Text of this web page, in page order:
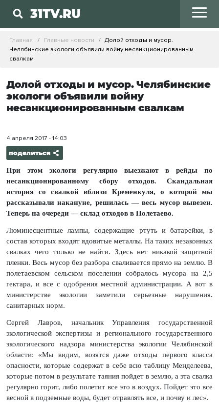
31TV.RU
Главная Главные новости
Долой отходы и мусор.
Челябинские экологи объявили войну несанкционированным
свалкам
Долой отходы и мусор. Челябинские
экологи объявили войну
несанкционированным свалкам
4 апреля 2017 - 14:03
поделиться
При этом экологи регулярно выезжают в рейды по
несанкционированному сбору отходов. Скандальная
история со свалкой вблизи Кременкуля, о которой мы
рассказывали накануне, решилась — весь мусор вывезен.
Теперь на очереди — склад отходов в Полетаево.
Люминесцентные лампы, содержащие ртуть и батарейки, в
состав которых входят ядовитые металлы. На таких незаконных
свалках чего только не найти. Здесь нет никакой защитной
пленки. Весь мусор без разбора сваливается прямо на землю. В
полетаевском сельском поселении собралось мусора на 2,5
гектара, и все с одобрения местной администрации. А вот в
министерстве экологии заметили серьезные нарушения.
санитарных норм.
Сергей Лавров, начальник Управления государственной
экологической экспертизы и регионального государственного
экологического надзора министерства экологии Челябинской
области: «Мы видим, возятся даже отходы первого класса
опасности, которые содержат в себе всю таблицу Менделеева,
которые потом в результате таяния пойдет в землю, а эта свалка
регулярно горит, либо полетит все это в воздух. Пойдет это все
весной в подземные воды, будет отравлять все, и почву и лес».